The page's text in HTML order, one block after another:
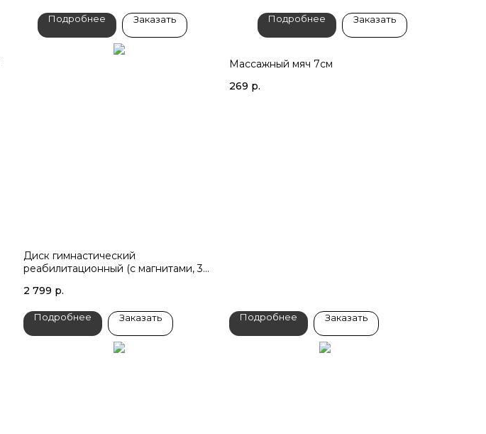
Подробнее Заказать Подробнее Заказать
Диск гимнастический
реабилитационный (с магнитами, 30
2 799 р.
Подробнее Заказать
Массажный мяч 7см
269 р.
Подробнее Заказать